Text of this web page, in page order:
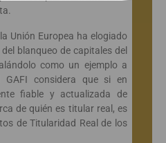
Unión Europea ha elogiado
blanqueo de capitales del
como un ejemplo a
GAFI considera que si en
fiable y actualizada de
de quién es titular real, es
de Titularidad Real de los